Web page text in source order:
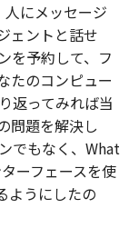
人にメッセージ
ェントと話せ
を予約して、フ
たのコンピュー
返ってみれば当
問題を解決し
でもなく、What
ーフェースを使
ようにしたの